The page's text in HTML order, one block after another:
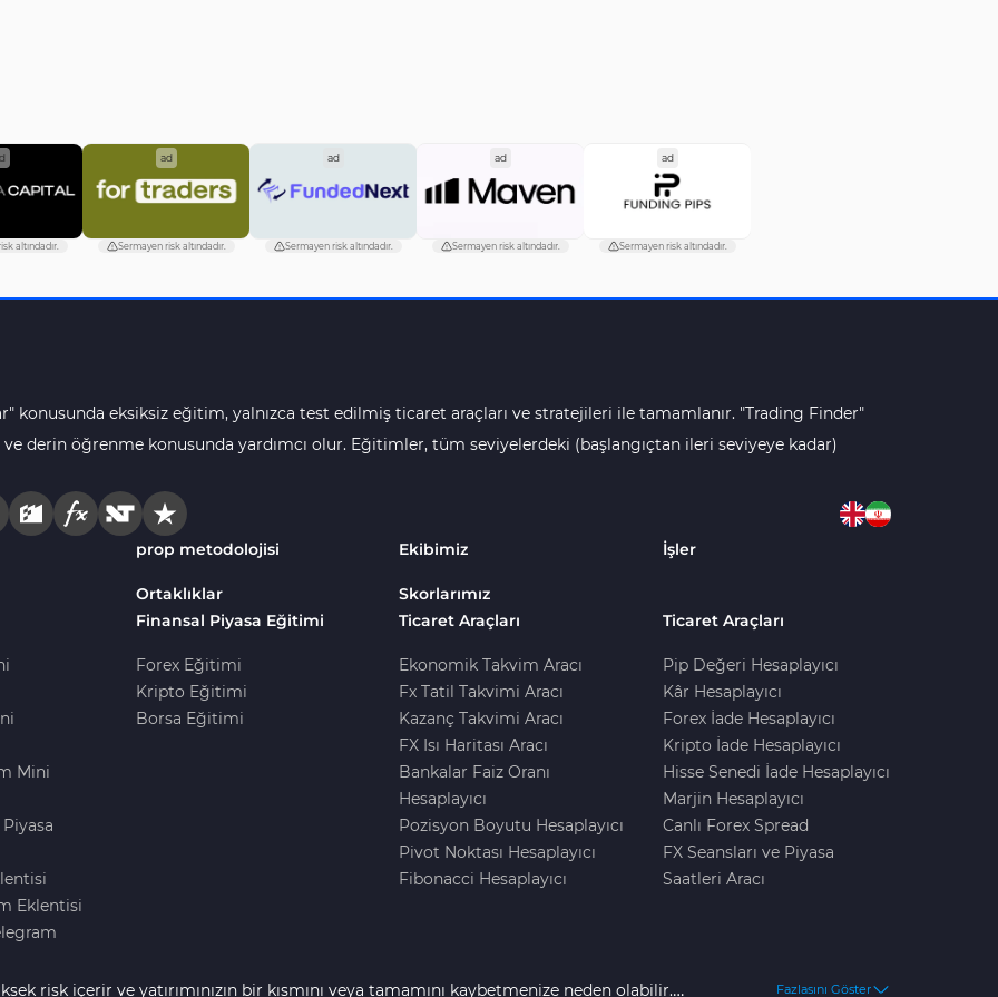
altındadır.
ad
Sermayen risk altındadır.
ad
Sermayen risk altındadır.
ad
Sermayen risk altındadır.
ad
Sermayen risk altındadır.
konusunda eksiksiz eğitim, yalnızca test edilmiş ticaret araçları ve stratejileri ile tamamlanır. "Trading Finder"
derin öğrenme konusunda yardımcı olur. Eğitimler, tüm seviyelerdeki (başlangıçtan ileri seviyeye kadar)
prop metodolojisi Ekibimiz İşler
Ortaklıklar
Skorlarımız
Mini
Eklentisi
Finansal Piyasa Eğitimi
Forex Eğitimi
Kripto Eğitimi
Borsa Eğitimi
Ticaret Araçları
Ekonomik Takvim Aracı
Fx Tatil Takvimi Aracı
Kazanç Takvimi Aracı
FX Isı Haritası Aracı
Bankalar Faiz Oranı
Hesaplayıcı
Pozisyon Boyutu Hesaplayıcı
Pivot Noktası Hesaplayıcı
Fibonacci Hesaplayıcı
Ticaret Araçları
Pip Değeri Hesaplayıcı
Kâr Hesaplayıcı
Forex İade Hesaplayıcı
Kripto İade Hesaplayıcı
Hisse Senedi İade Hesaplayıcı
Marjin Hesaplayıcı
Canlı Forex Spread
FX Seansları ve Piyasa
Saatleri Aracı
risk içerir ve yatırımınızın bir kısmını veya tamamını kaybetmenize neden olabilir. Fazlasını Göster